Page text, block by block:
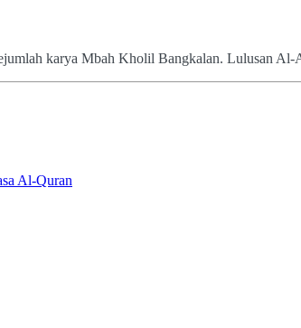
karya Mbah Kholil Bangkalan. Lulusan
Al-Quran